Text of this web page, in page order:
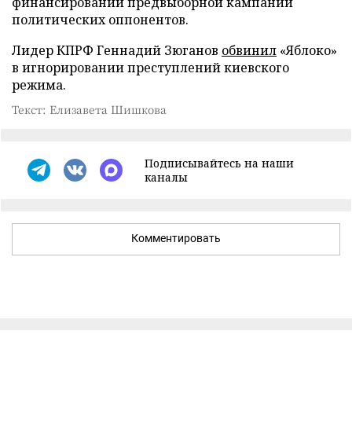
политических оппонентов.
Лидер КПРФ Геннадий Зюганов обвинил «Яблоко»
в игнорировании преступлений киевского
режима.
Текст: Елизавета Шишкова
Подписывайтесь на наши
каналы
Комментировать